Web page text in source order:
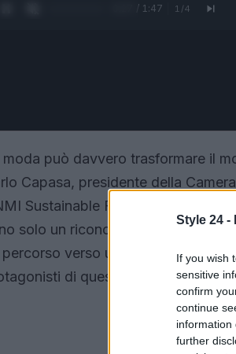
Style 24 -
If you wish
sensitive
confirm
continue
information
further
0:28 / 1:47 1 /4
moda può davvero trasformare il
Capasa, presidente della
Sustainable Fashion Awards
solo un riconoscimento, ma un
percorso verso una moda più
di quest’anno?